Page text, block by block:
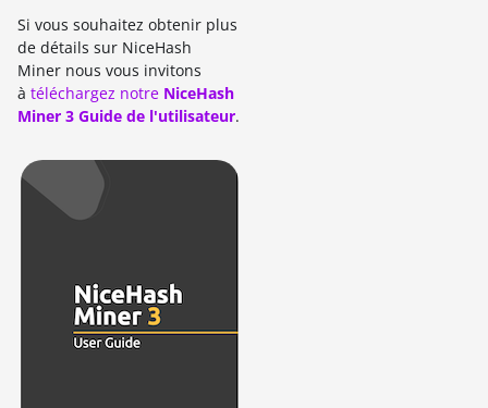
Si vous souhaitez obtenir plus
de détails sur NiceHash
Miner nous vous invitons
à téléchargez notre NiceHash
Miner 3 Guide de l'utilisateur.